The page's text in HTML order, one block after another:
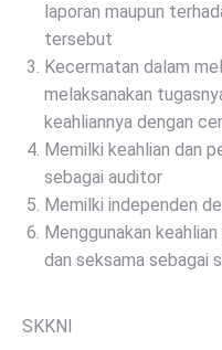
laporan maupun
tersebut
Kecermatan dalam
melaksanakan
keahliannya dengan
Memilki keahlian dan
sebagai auditor
Memilki independen
Menggunakan
dan seksama sebagai
SKKNI